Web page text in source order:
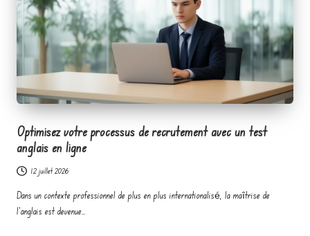
s
e
s
a
u
t
o
e
n
Optimisez votre processus de recrutement avec un test
anglais en ligne
12 juillet 2026
Dans un contexte professionnel de plus en plus internationalisé, la maîtrise de
l'anglais est devenue…